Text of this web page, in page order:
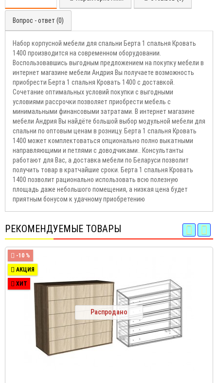
Вопрос - ответ (0)
Набор корпусной мебели для спальни Берта 1 спальня Кровать
1400 производится на современном оборудовании.
Воспользовавшись выгодным предложением на покупку мебели в
интернет магазине мебели Андрия Вы получаете возможность
приобрести Берта 1 спальня Кровать 1400 с доставкой.
Сочетание оптимальных условий покупки с выгодными
условиями рассрочки позволяет приобрести мебель с
минимальными финансовыми затратами. В интернет магазине
мебели Андрия Вы найдёте большой выбор модульной мебели для
спальни по оптовым ценам в розницу. Берта 1 спальня Кровать
1400 может комплектоваться опционально полно выкатными
направляющими и петлями с доводчиками.. Консультанты
работают для Вас, а доставка мебели по Беларуси позволит
получить товар в кратчайшие сроки. Берта 1 спальня Кровать
1400 позволит рационально использовать всю полезную
площадь даже небольшого помещения, а низкая цена будет
приятным бонусом к удачному приобретению
РЕКОМЕНДУЕМЫЕ ТОВАРЫ
-10 %
АКЦИЯ
ХИТ
Распродано